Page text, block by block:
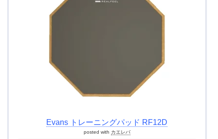
Evans トレーニングパッド RF12D
posted with カエレバ